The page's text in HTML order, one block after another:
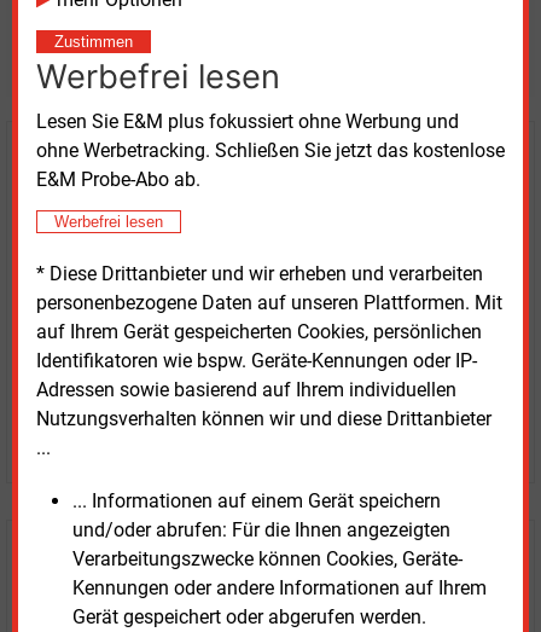
Zustimmen
Werbefrei lesen
Lesen Sie E&M plus fokussiert ohne Werbung und
ohne Werbetracking. Schließen Sie jetzt das kostenlose
E&M Probe-Abo ab.
Werbefrei lesen
* Diese Drittanbieter und wir erheben und verarbeiten
personenbezogene Daten auf unseren Plattformen. Mit
auf Ihrem Gerät gespeicherten Cookies, persönlichen
Identifikatoren wie bspw. Geräte-Kennungen oder IP-
Adressen sowie basierend auf Ihrem individuellen
Nutzungsverhalten können wir und diese Drittanbieter
...
... Informationen auf einem Gerät speichern
und/oder abrufen: Für die Ihnen angezeigten
Verarbeitungszwecke können Cookies, Geräte-
Kennungen oder andere Informationen auf Ihrem
Gerät gespeichert oder abgerufen werden.
Möchten Sie diese und
weitere Nachrichten lesen?
Kaufen Sie den Artikel
erhalten Sie sofort diesen redaktionellen Beitrag für
JETZT ARTIKEL KAUFEN
Testen SieE&M
kostenlos und
unverbindlich